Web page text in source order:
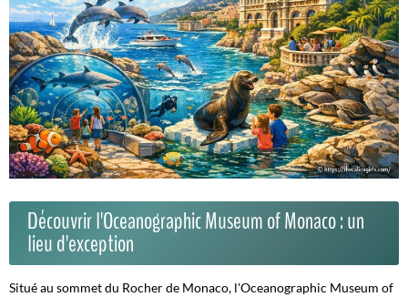
Découvrir l'Oceanographic Museum of Monaco : un
lieu d'exception
Situé au sommet du Rocher de Monaco, l'Oceanographic Museum of